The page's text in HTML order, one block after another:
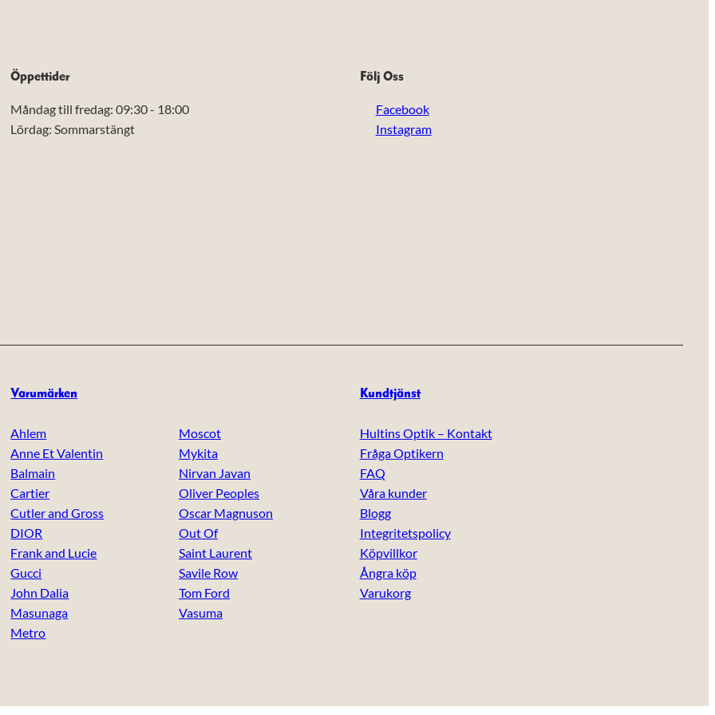
Öppettider
Måndag till fredag: 09:30 - 18:00
Lördag: Sommarstängt
Följ Oss
Facebook
Instagram
Varumärken
Ahlem
Anne Et Valentin
Balmain
Cartier
Cutler and Gross
DIOR
Frank and Lucie
Gucci
John Dalia
Masunaga
Metro
Moscot
Mykita
Nirvan Javan
Oliver Peoples
Oscar Magnuson
Out Of
Saint Laurent
Savile Row
Tom Ford
Vasuma
Kundtjänst
Hultins Optik – Kontakt
Fråga Optikern
FAQ
Våra kunder
Blogg
Integritetspolicy
Köpvillkor
Ångra köp
Varukorg